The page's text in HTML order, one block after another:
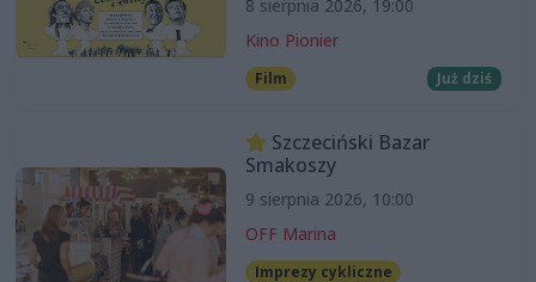
8 sierpnia 2026, 19:00
Kino Pionier
Film Już dziś
Szczeciński Bazar
Smakoszy
9 sierpnia 2026, 10:00
OFF Marina
Imprezy cykliczne